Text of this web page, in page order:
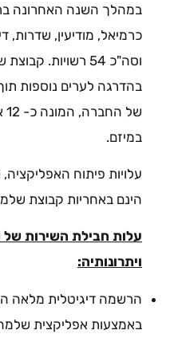
במהלך השנה האחרונה
כרמיאל, מודיעין, שדרות,
וסה"כ 54 רשויות.
בהדרגה לערים נוספות
במיזם.
עלויות פיתוח
הינם באחריות קבוצת
עלות חבילת השירות
ויתרונותיה:
הרשמה דיגיטלית מלאה
באמצעות אפליקצית